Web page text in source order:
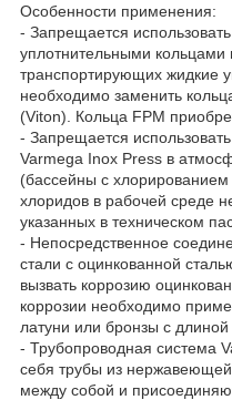
Особенности применения:
- Запрещается
уплотнительными кольцами
транспортирующих жидкие
необходимо заменить
(Viton). Кольца FPM
- Запрещается
Varmega Inox Press в
(бассейны с
хлоридов в рабочей среде
указанных в техническом
- Непосредственное
стали с оцинкованной
вызвать коррозию
коррозии необходимо
латуни или бронзы с
- Трубопроводная система
себя трубы из
между собой и